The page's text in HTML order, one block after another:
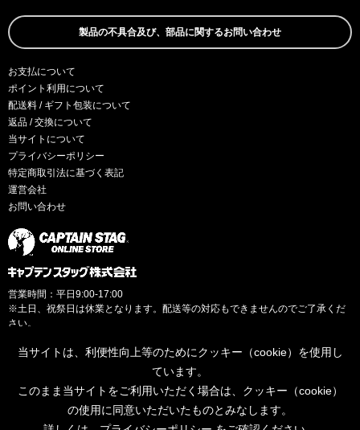
製品の不具合及び、部品に関するお問い合わせ
お支払について
ポイント利用について
配送料 / ギフト包装について
返品 / 交換について
当サイトについて
プライバシーポリシー
特定商取引法に基づく表記
運営会社
お問い合わせ
営業時間：平日9:00-17:00
※土日、祝祭日は休業となります。配送等の対応もできませんのでご了承くだ
さい。
当サイトは、利便性向上等のためにクッキー（cookie）を使用し
ています。
このまま当サイトをご利用いただく場合は、クッキー（cookie）
の使用に同意いただいたものとみなします。